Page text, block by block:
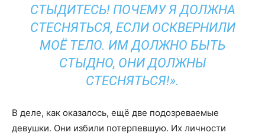
СТЫДИТЕСЬ! ПОЧЕМУ Я ДОЛЖНА
СТЕСНЯТЬСЯ, ЕСЛИ ОСКВЕРНИЛИ
МОЁ ТЕЛО. ИМ ДОЛЖНО БЫТЬ
СТЫДНО, ОНИ ДОЛЖНЫ
СТЕСНЯТЬСЯ!».
В деле, как оказалось, ещё две подозреваемые
девушки. Они избили потерпевшую. Их личности